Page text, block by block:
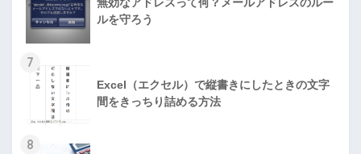
無効なアドレスって何？メールアドレスのルー
ルを守ろう
7
Excel（エクセル）で縦書きにしたときの文字
間をきっちり詰める方法
8